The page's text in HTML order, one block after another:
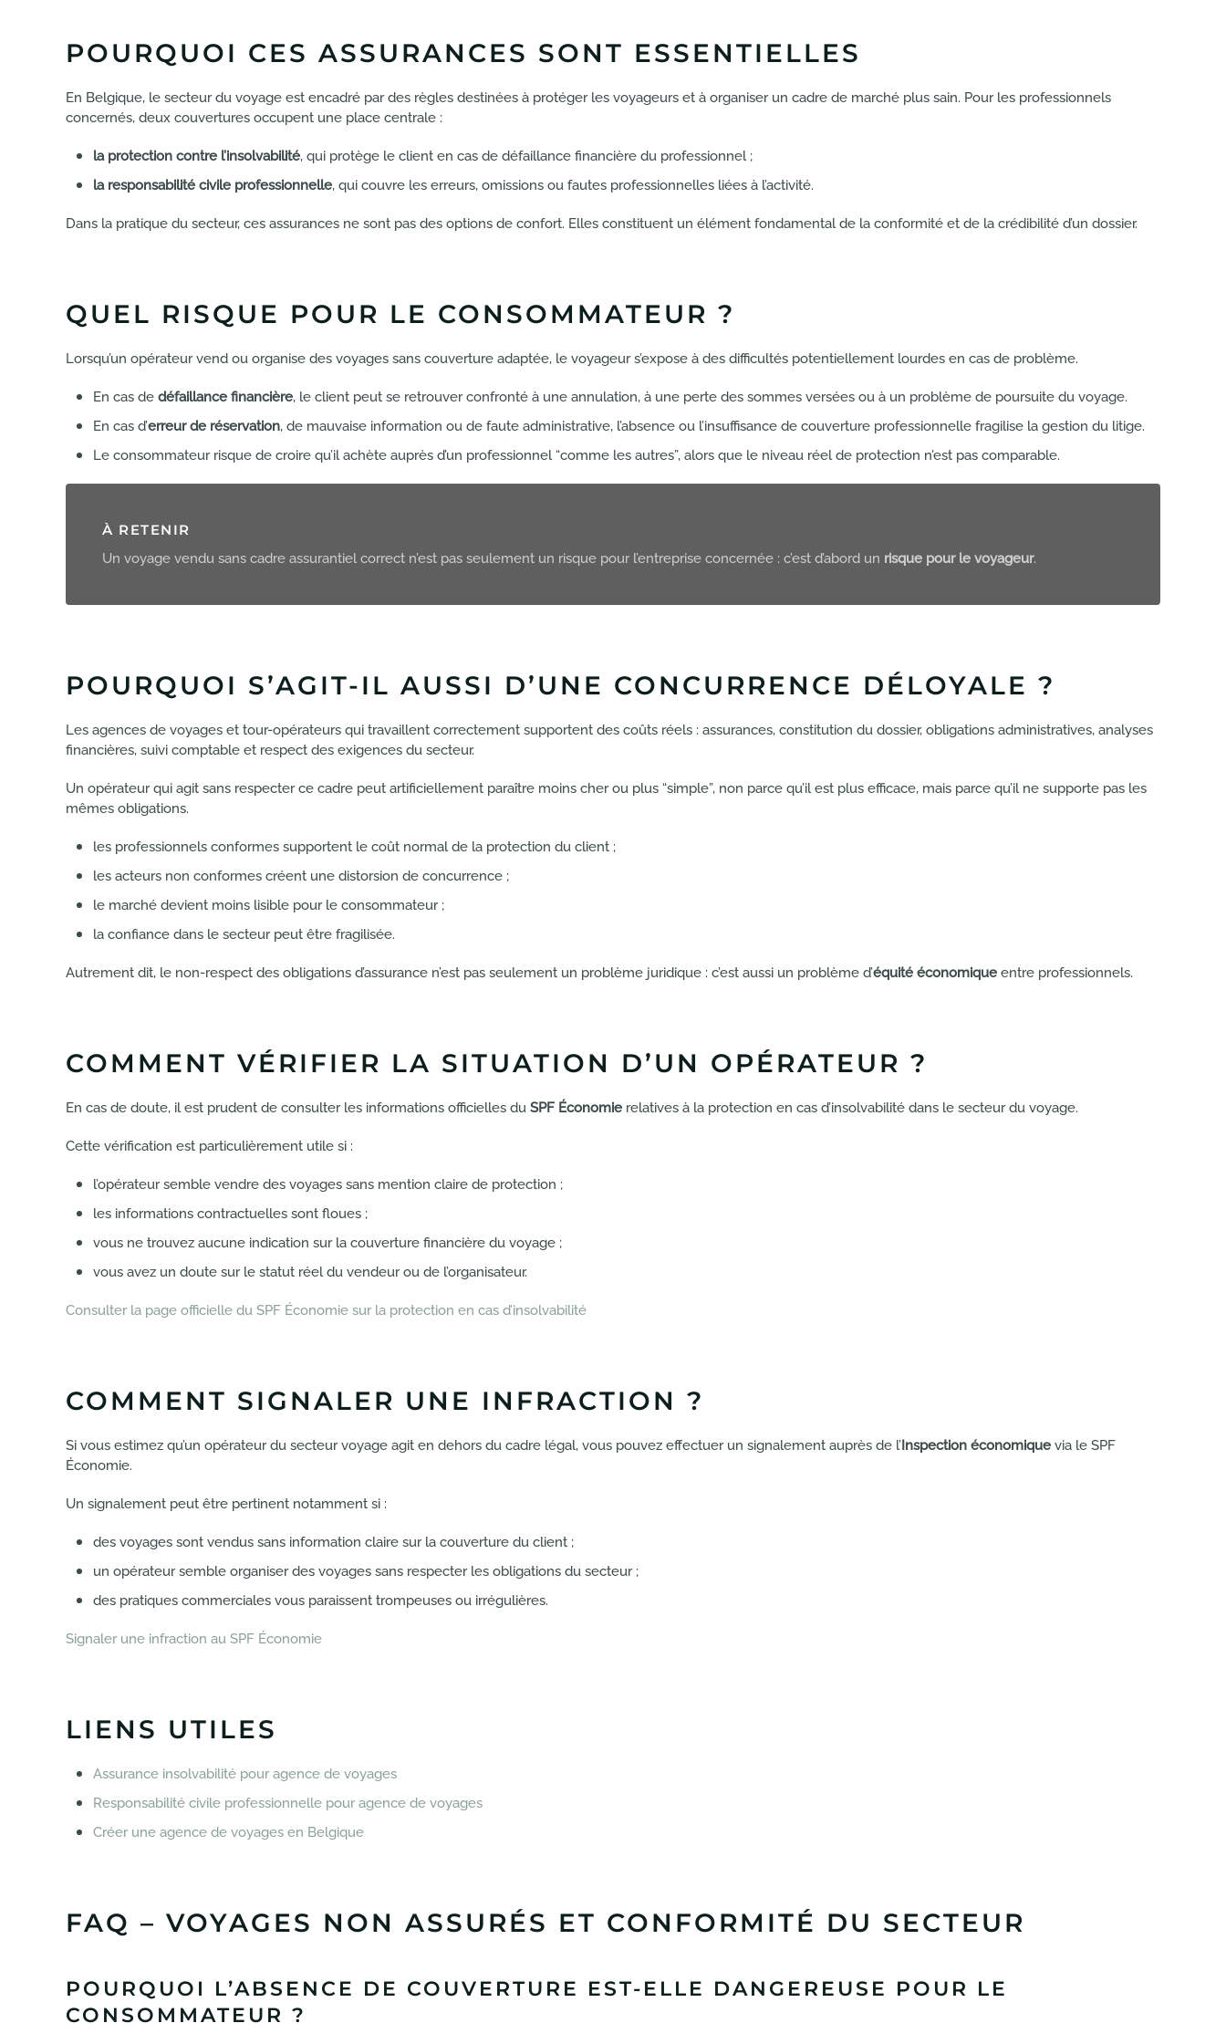
POURQUOI CES ASSURANCES SONT ESSENTIELLES
En Belgique, le secteur du voyage est encadré par des règles destinées à protéger les voyageurs et à organiser un cadre de marché plus sain. Pour les professionnels
concernés, deux couvertures occupent une place centrale :
la protection contre l’insolvabilité, qui protège le client en cas de défaillance financière du professionnel ;
la responsabilité civile professionnelle, qui couvre les erreurs, omissions ou fautes professionnelles liées à l’activité.
Dans la pratique du secteur, ces assurances ne sont pas des options de confort. Elles constituent un élément fondamental de la conformité et de la crédibilité d’un dossier.
QUEL RISQUE POUR LE CONSOMMATEUR ?
Lorsqu’un opérateur vend ou organise des voyages sans couverture adaptée, le voyageur s’expose à des difficultés potentiellement lourdes en cas de problème.
En cas de défaillance financière, le client peut se retrouver confronté à une annulation, à une perte des sommes versées ou à un problème de poursuite du voyage.
En cas d’erreur de réservation, de mauvaise information ou de faute administrative, l’absence ou l’insuffisance de couverture professionnelle fragilise la gestion du litige.
Le consommateur risque de croire qu’il achète auprès d’un professionnel “comme les autres”, alors que le niveau réel de protection n’est pas comparable.
À RETENIR
Un voyage vendu sans cadre assurantiel correct n’est pas seulement un risque pour l’entreprise concernée : c’est d’abord un risque pour le voyageur.
POURQUOI S’AGIT-IL AUSSI D’UNE CONCURRENCE DÉLOYALE ?
Les agences de voyages et tour-opérateurs qui travaillent correctement supportent des coûts réels : assurances, constitution du dossier, obligations administratives, analyses
financières, suivi comptable et respect des exigences du secteur.
Un opérateur qui agit sans respecter ce cadre peut artificiellement paraître moins cher ou plus “simple”, non parce qu’il est plus efficace, mais parce qu’il ne supporte pas les
mêmes obligations.
les professionnels conformes supportent le coût normal de la protection du client ;
les acteurs non conformes créent une distorsion de concurrence ;
le marché devient moins lisible pour le consommateur ;
la confiance dans le secteur peut être fragilisée.
Autrement dit, le non-respect des obligations d’assurance n’est pas seulement un problème juridique : c’est aussi un problème d’équité économique entre professionnels.
COMMENT VÉRIFIER LA SITUATION D’UN OPÉRATEUR ?
En cas de doute, il est prudent de consulter les informations officielles du SPF Économie relatives à la protection en cas d’insolvabilité dans le secteur du voyage.
Cette vérification est particulièrement utile si :
l’opérateur semble vendre des voyages sans mention claire de protection ;
les informations contractuelles sont floues ;
vous ne trouvez aucune indication sur la couverture financière du voyage ;
vous avez un doute sur le statut réel du vendeur ou de l’organisateur.
Consulter la page officielle du SPF Économie sur la protection en cas d’insolvabilité
COMMENT SIGNALER UNE INFRACTION ?
Si vous estimez qu’un opérateur du secteur voyage agit en dehors du cadre légal, vous pouvez effectuer un signalement auprès de l’Inspection économique via le SPF
Économie.
Un signalement peut être pertinent notamment si :
des voyages sont vendus sans information claire sur la couverture du client ;
un opérateur semble organiser des voyages sans respecter les obligations du secteur ;
des pratiques commerciales vous paraissent trompeuses ou irrégulières.
Signaler une infraction au SPF Économie
LIENS UTILES
Assurance insolvabilité pour agence de voyages
Responsabilité civile professionnelle pour agence de voyages
Créer une agence de voyages en Belgique
FAQ – VOYAGES NON ASSURÉS ET CONFORMITÉ DU SECTEUR
POURQUOI L’ABSENCE DE COUVERTURE EST-ELLE DANGEREUSE POUR LE
CONSOMMATEUR ?